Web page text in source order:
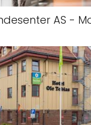
AS -